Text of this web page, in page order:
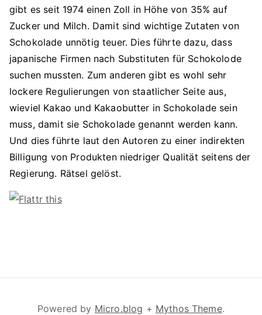
gibt es seit 1974 einen Zoll in Höhe von 35% auf
Zucker und Milch. Damit sind wichtige Zutaten von
Schokolade unnötig teuer. Dies führte dazu, dass
japanische Firmen nach Substituten für Schokolode
suchen mussten. Zum anderen gibt es wohl sehr
lockere Regulierungen von staatlicher Seite aus,
wieviel Kakao und Kakaobutter in Schokolade sein
muss, damit sie Schokolade genannt werden kann.
Und dies führte laut den Autoren zu einer indirekten
Billigung von Produkten niedriger Qualität seitens der
Regierung. Rätsel gelöst.
Powered by Micro.blog + Mythos Theme.